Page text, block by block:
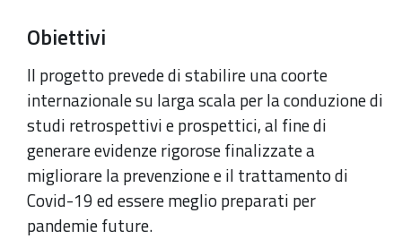
Obiettivi
Il progetto prevede di stabilire una coorte
internazionale su larga scala per la conduzione di
studi retrospettivi e prospettici, al fine di
generare evidenze rigorose finalizzate a
migliorare la prevenzione e il trattamento di
Covid-19 ed essere meglio preparati per
pandemie future.